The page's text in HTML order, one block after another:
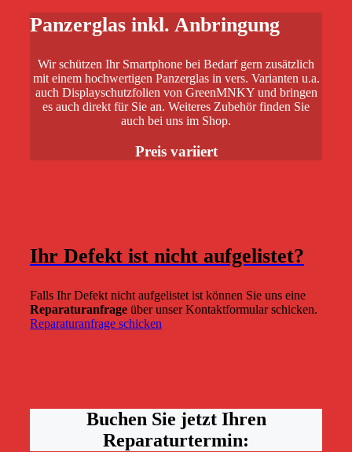
Panzerglas inkl. Anbringung
Wir schützen Ihr Smartphone bei Bedarf gern zusätzlich
mit einem hochwertigen Panzerglas in vers. Varianten u.a.
auch Displayschutzfolien von GreenMNKY und bringen
es auch direkt für Sie an. Weiteres Zubehör finden Sie
auch bei uns im Shop.
Preis variiert
Ihr Defekt ist nicht aufgelistet?
Falls Ihr Defekt nicht aufgelistet ist können Sie uns eine
Reparaturanfrage über unser Kontaktformular schicken.
Reparaturanfrage schicken
Buchen Sie jetzt Ihren
Reparaturtermin: